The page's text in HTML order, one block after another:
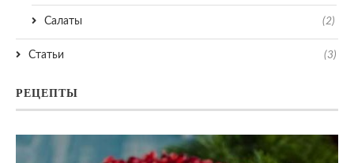
Салаты (2)
Статьи (3)
РЕЦЕПТЫ